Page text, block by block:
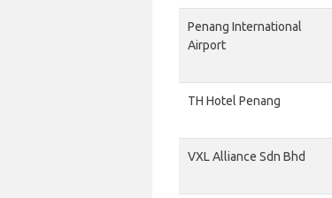
Penang International
Airport
TH Hotel Penang
VXL Alliance Sdn Bhd